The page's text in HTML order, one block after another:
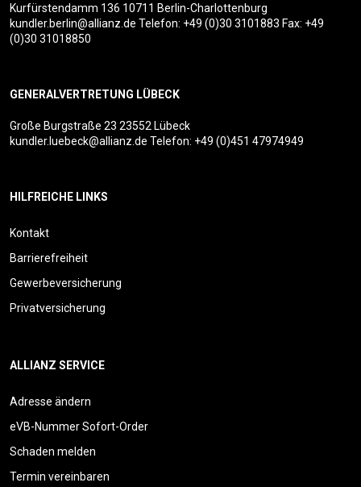
Kurfürstendamm 136 10711 Berlin-Charlottenburg
kundler.berlin@allianz.de Telefon: +49 (0)30 3101883 Fax: +49
(0)30 31018850
GENERALVERTRETUNG LÜBECK
Große Burgstraße 23 23552 Lübeck
kundler.luebeck@allianz.de Telefon: +49 (0)451 47974949
HILFREICHE LINKS
Kontakt
Barrierefreiheit
Gewerbeversicherung
Privatversicherung
ALLIANZ SERVICE
Adresse ändern
eVB-Nummer Sofort-Order
Schaden melden
Termin vereinbaren